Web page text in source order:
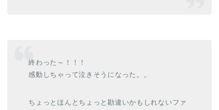
終わった～！！！
感動しちゃって泣きそうになった。。
ちょっとほんとちょっと勘違いかもしれないファ